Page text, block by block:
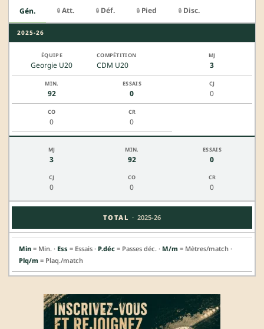
Gén. 🔒 Att. 🔒 Déf. 🔒 Pied 🔒 Disc.
2025-26
Georgie U20 CDM U20 3
92 0 0
0 0
3 92 0
0 0 0
TOTAL · 2025-26
Min = Min. · Ess = Essais · P.déc = Passes déc. · M/m = Mètres/match ·
Plq/m = Plaq./match